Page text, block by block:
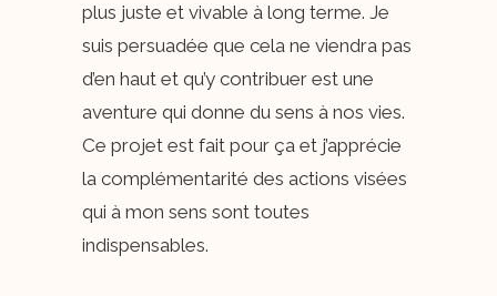
plus juste et vivable à long terme. Je
suis persuadée que cela ne viendra pas
d’en haut et qu’y contribuer est une
aventure qui donne du sens à nos vies.
Ce projet est fait pour ça et j’apprécie
la complémentarité des actions visées
qui à mon sens sont toutes
indispensables.